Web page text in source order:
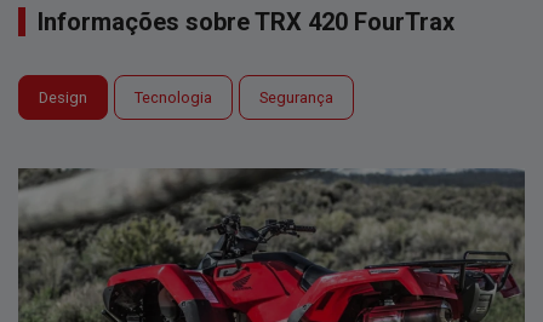
Informações sobre TRX 420 FourTrax
Design Tecnologia Segurança